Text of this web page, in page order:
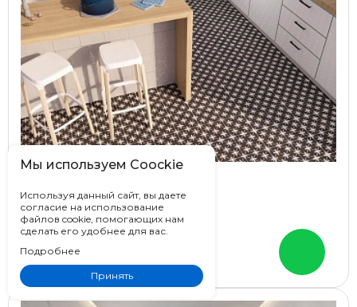
Prissmacer Star
Испания
45x45
Орнамент
Цена от4 756 ₽
Мы используем Coockie
Используя данный сайт, вы даете
согласие на использование
файлов cookie, помогающих нам
сделать его удобнее для вас.
Подробнее
Принять